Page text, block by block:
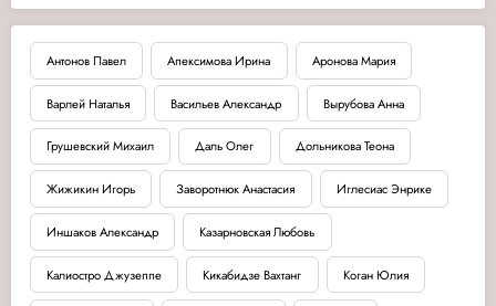
Антонов Павел Апексимова Ирина Аронова Мария
Варлей Наталья Васильев Александр Вырубова Анна
Грушевский Михаил Даль Олег Дольникова Теона
Жижикин Игорь Заворотнюк Анастасия Иглесиас Энрике
Иншаков Александр Казарновская Любовь
Калиостро Джузеппе Кикабидзе Вахтанг Коган Юлия